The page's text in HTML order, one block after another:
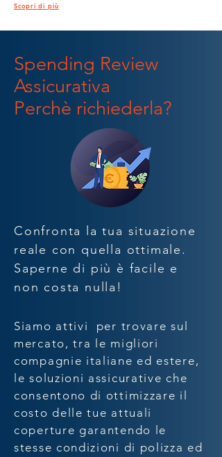
Scopri di più
Spending Review
Assicurativa
Perchè richiederla?
Confronta la tua situazione
reale con quella ottimale.
Saperne di più è facile e
non costa nulla!
Siamo attivi per trovare sul
mercato, tra le migliori
compagnie italiane ed estere,
le soluzioni assicurative che
consentono di ottimizzare il
costo delle tue attuali
coperture garantendo le
stesse condizioni di polizza ed